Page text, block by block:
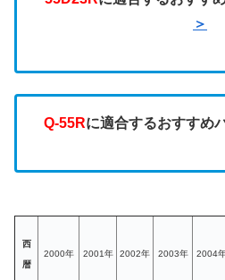
＞
Q-55Rに適合するおすすめ
西
暦
2000年 2001年 2002年 2003年 2004